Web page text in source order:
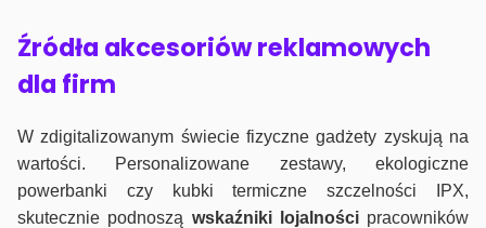
Źródła akcesoriów reklamowych
dla firm
W zdigitalizowanym świecie fizyczne gadżety zyskują na
wartości. Personalizowane zestawy, ekologiczne
powerbanki czy kubki termiczne szczelności IPX,
skutecznie podnoszą wskaźniki lojalnościpracowników